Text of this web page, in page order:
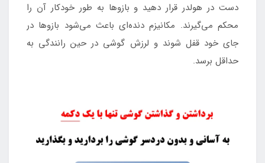
دست در هولدر قرار دهید و بازوها به طور خودکار آن را
محکم می‌گیرند. مکانیزم دنده‌ای باعث می‌شود بازوها در
جای خود قفل شوند و لرزش گوشی در حین رانندگی به
حداقل برسد.